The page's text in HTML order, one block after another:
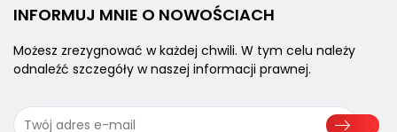
INFORMUJ MNIE O NOWOŚCIACH
Możesz zrezygnować w każdej chwili. W tym celu należy
odnaleźć szczegóły w naszej informacji prawnej.